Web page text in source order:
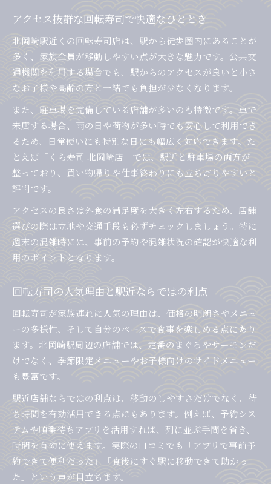
予約サービス活用で回転寿司をもっと便利に
北岡崎駅利用でおすすめの回転寿司体験
北岡崎駅で体験する回転寿司のおすすめポイン
家族で楽しめる回転寿司の人気体験談紹介
回転寿司で感じる駅近ならではの利便性
口コミ評価が高い回転寿司体験を共有
予約やアクセス面からみた回転寿司体験談
アクセス抜群な回転寿司で快適なひととき
北岡崎駅近くの回転寿司店は、駅から徒歩圏内にあることが
多く、家族全員が移動しやすい点が大きな魅力です。公共交
通機関を利用する場合でも、駅からのアクセスが良いと小さ
なお子様や高齢の方と一緒でも負担が少なくなります。
また、駐車場を完備している店舗が多いのも特徴です。車で
来店する場合、雨の日や荷物が多い時でも安心して利用でき
るため、日常使いにも特別な日にも幅広く対応できます。た
とえば「くら寿司 北岡崎店」では、駅近と駐車場の両方が
整っており、買い物帰りや仕事終わりにも立ち寄りやすいと
評判です。
アクセスの良さは外食の満足度を大きく左右するため、店舗
選びの際は立地や交通手段も必ずチェックしましょう。特に
週末の混雑時には、事前の予約や混雑状況の確認が快適な利
用のポイントとなります。
回転寿司の人気理由と駅近ならではの利点
回転寿司が家族連れに人気の理由は、価格の明朗さやメニュ
ーの多様性、そして自分のペースで食事を楽しめる点にあり
ます。北岡崎駅周辺の店舗では、定番のまぐろやサーモンだ
けでなく、季節限定メニューやお子様向けのサイドメニュー
も豊富です。
駅近店舗ならではの利点は、移動のしやすさだけでなく、待
ち時間を有効活用できる点にもあります。例えば、予約シス
テムや順番待ちアプリを活用すれば、列に並ぶ手間を省き、
時間を有効に使えます。実際の口コミでも「アプリで事前予
約できて便利だった」「食後にすぐ駅に移動できて助かっ
た」という声が目立ちます。